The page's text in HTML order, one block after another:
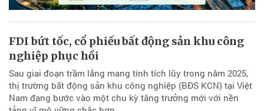
FDI bứt tốc, cổ phiếu bất động sản khu công
nghiệp phục hồi
Sau giai đoạn trầm lắng mang tính tích lũy trong năm 2025,
thị trường bất động sản khu công nghiệp (BĐS KCN) tại Việt
Nam đang bước vào một chu kỳ tăng trưởng mới với nền